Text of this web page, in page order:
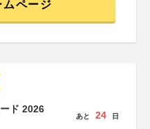
ムページ
ド 2026
あと 24 日